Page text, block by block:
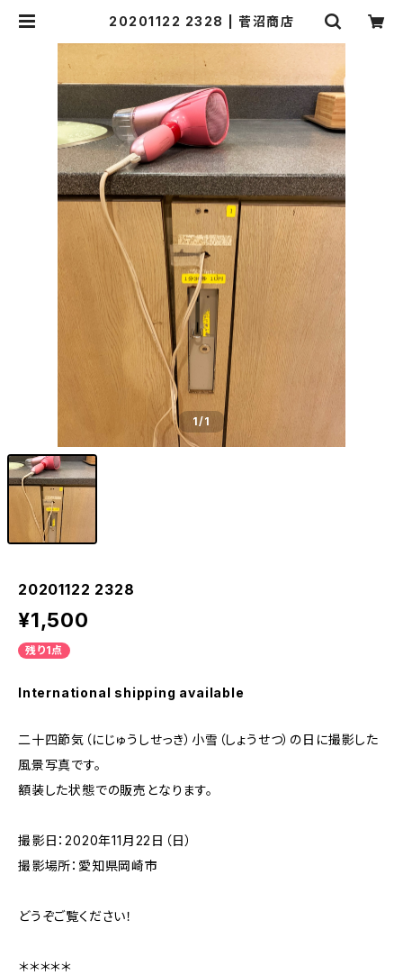
20201122 2328 | 菅沼商店
1/1
20201122 2328
¥1,500
残り1点
International shipping available
二十四節気（にじゅうしせっき）小雪（しょうせつ）の日に撮影した
風景写真です。
額装した状態での販売となります。
撮影日：2020年11月22日（日）
撮影場所：愛知県岡崎市
どうぞご覧ください！
＊＊＊＊＊